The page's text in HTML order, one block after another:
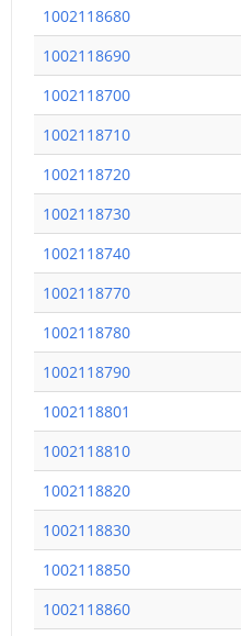
1002118680
1002118690
1002118700
1002118710
1002118720
1002118730
1002118740
1002118770
1002118780
1002118790
1002118801
1002118810
1002118820
1002118830
1002118850
1002118860